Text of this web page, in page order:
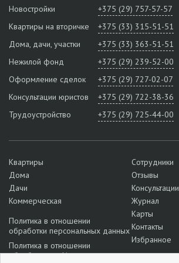
Новостройки
+375 (29) 757-57-57
Квартиры на вторичке
+375 (33) 315-51-51
Дома, дачи, участки
+375 (33) 363-51-51
Нежилой фонд
+375 (29) 239-52-00
Оформление сделок
+375 (29) 727-02-07
Консультации юристов
+375 (29) 722-38-36
Трудоустройство
+375 (29) 725-44-00
Квартиры
Дома
Дачи
Коммерческая
Политика в отношении
обработки персональных данных
Политика в отношении
обработки cookie
Сотрудники
Отзывы
Консультации
Журнал
Карты
Контакты
Избранное